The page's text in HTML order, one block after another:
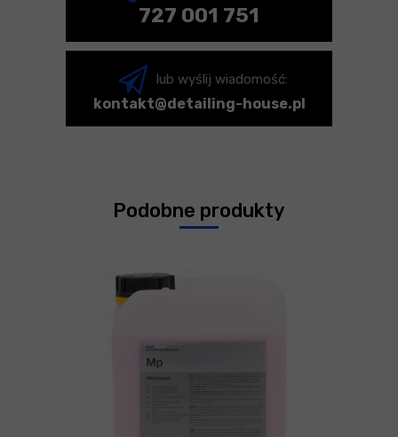
727 001 751
lub wyślij wiadomość:
kontakt@detailing-house.pl
Podobne produkty